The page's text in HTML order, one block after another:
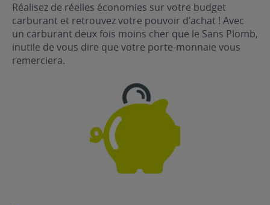
Réalisez de réelles économies sur votre budget
carburant et retrouvez votre pouvoir d’achat ! Avec
un carburant deux fois moins cher que le Sans Plomb,
inutile de vous dire que votre porte-monnaie vous
remerciera.